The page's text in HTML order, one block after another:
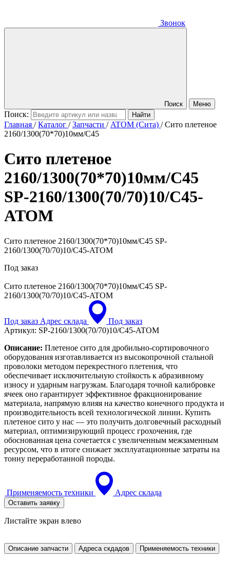
Звонок
Поиск Меню
Поиск:
Главная /Каталог /Запчасти / ATOM (Сита) /Сито плетеное
2160/1300(70*70)10мм/C45
Сито плетеное
2160/1300(70*70)10мм/C45
SP-2160/1300(70/70)10/C45-
ATOM
Сито плетеное 2160/1300(70*70)10мм/C45 SP-
2160/1300(70/70)10/C45-ATOM
Под заказ
Сито плетеное 2160/1300(70*70)10мм/C45 SP-
2160/1300(70/70)10/C45-ATOM
Под заказ Адрес склада
Под заказ
Артикул: SP-2160/1300(70/70)10/C45-ATOM
Описание: Плетеное сито для дробильно-сортировочного
оборудования изготавливается из высокопрочной стальной
проволоки методом перекрестного плетения, что
обеспечивает исключительную стойкость к абразивному
износу и ударным нагрузкам. Благодаря точной калибровке
ячеек оно гарантирует эффективное фракционирование
материала, напрямую влияя на качество конечного продукта и
производительность всей технологической линии. Купить
плетеное сито у нас — это получить долговечный расходный
материал, оптимизирующий процесс грохочения, где
обоснованная цена сочетается с увеличенным межзаменным
ресурсом, что в итоге снижает эксплуатационные затраты на
тонну переработанной породы.
Применяемость техники Адрес склада
Оставить заявку
Листайте экран влево
Описание запчасти Адреса скдадов Применяемость техники